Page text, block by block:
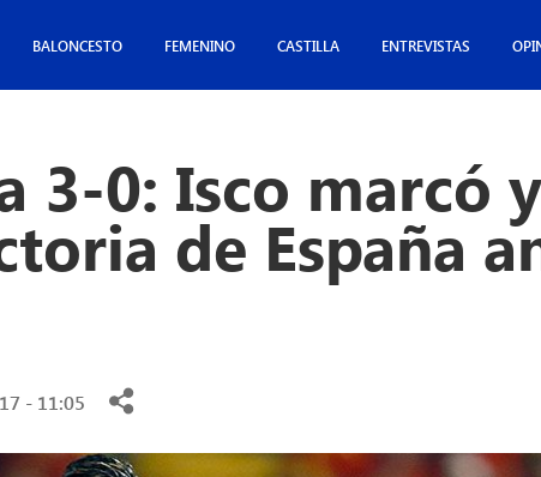
BALONCESTO FEMENINO CASTILLA ENTREVISTAS
3-0: Isco marcó y
de España
- 11:05